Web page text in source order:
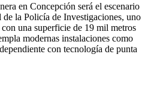
en Concepción será el escenario
la Policía de Investigaciones, uno
una superficie de 19 mil metros
modernas instalaciones como
con tecnología de punta